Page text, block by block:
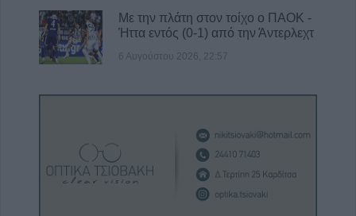
Με την πλάτη στον τοίχο ο ΠΑΟΚ -
Ήττα εντός (0-1) από την Άντερλεχτ
6 Αυγούστου 2026, 22:57